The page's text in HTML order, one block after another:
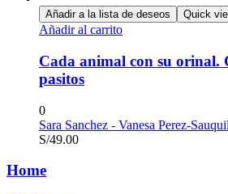
Añadir a la lista de deseos Quick
Añadir al carrito
Cada animal con su orinal.
pasitos
0
Sara Sanchez - Vanesa Perez-
S/49.00
Home